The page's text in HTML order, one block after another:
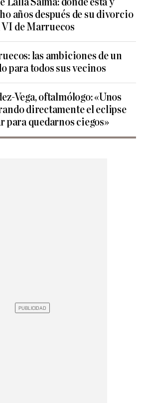
Lalla Salma: dónde está y
años después de su divorcio
VI de Marruecos
las ambiciones de un
para todos sus vecinos
Vega, oftalmólogo: «Unos
directamente el eclipse
para quedarnos ciegos»